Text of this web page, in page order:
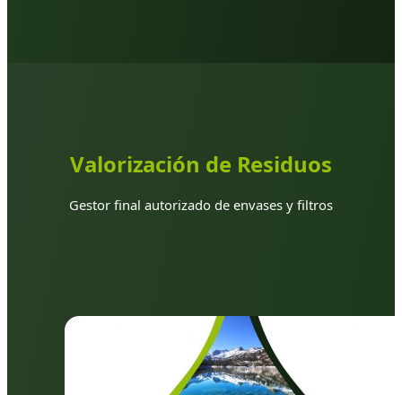
Valorización de Residuos
Gestor final autorizado de envases y filtros